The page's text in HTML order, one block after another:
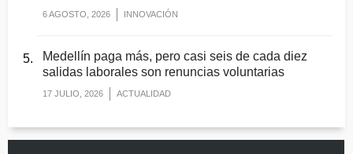
6 AGOSTO, 2026 INNOVACIÓN
Medellín paga más, pero casi seis de cada diez
salidas laborales son renuncias voluntarias
17 JULIO, 2026 ACTUALIDAD